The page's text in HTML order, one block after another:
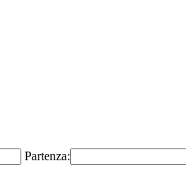
Partenza: